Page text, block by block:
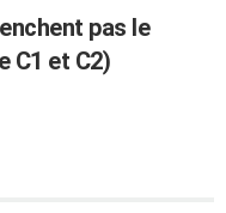
pas le
C1 et C2)